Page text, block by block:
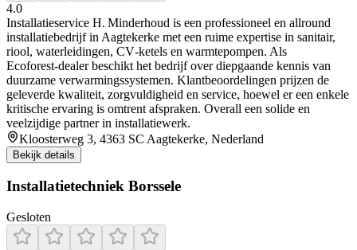
4.0
Installatieservice H. Minderhoud is een professioneel en allround
installatiebedrijf in Aagtekerke met een ruime expertise in sanitair,
riool, waterleidingen, CV‑ketels en warmtepompen. Als
Ecoforest‑dealer beschikt het bedrijf over diepgaande kennis van
duurzame verwarmingssystemen. Klantbeoordelingen prijzen de
geleverde kwaliteit, zorgvuldigheid en service, hoewel er een enkele
kritische ervaring is omtrent afspraken. Overall een solide en
veelzijdige partner in installatiewerk.
Kloosterweg 3, 4363 SC Aagtekerke, Nederland
Bekijk details
Installatietechniek Borssele
Gesloten